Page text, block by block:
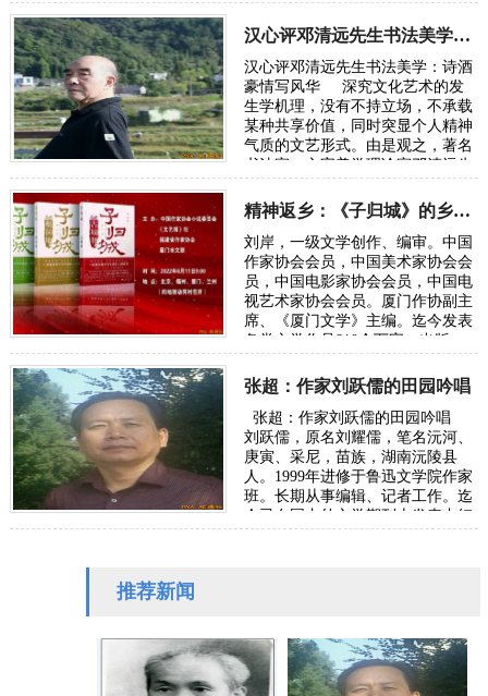
在…
汉心评邓清远先生书法美学：诗酒豪情写风华
汉心评邓清远先生书法美学：诗酒
豪情写风华 深究文化艺术的发
生学机理，没有不持立场，不承载
某种共享价值，同时突显个人精神
气质的文艺形式。由是观之，著名
书法家、文字美学理论家邓清远先
精神返乡：《子归城》的乡愁书写
刘岸，一级文学创作、编审。中国
作家协会会员，中国美术家协会会
员，中国电影家协会会员，中国电
视艺术家协会会员。厦门作协副主
席、《厦门文学》主编。迄今发表
各类文学作品810余万字，出版
作20部，影…
张超：作家刘跃儒的田园吟唱
张超：作家刘跃儒的田园吟唱
刘跃儒，原名刘耀儒，笔名沅河、
庚寅、采尼，苗族，湖南沅陵县
人。1999年进修于鲁迅文学院作家
班。长期从事编辑、记者工作。迄
今已在国内外文学期刊上发表中短
推荐新闻